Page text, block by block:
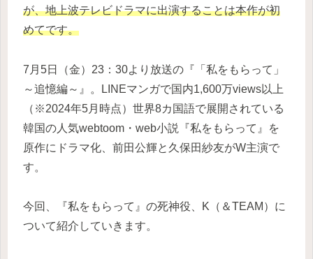
が、地上波テレビドラマに出演することは本作が初
めてです。
7月5日（金）23：30より放送の『「私をもらって」
～追憶編～』。LINEマンガで国内1,600万views以上
（※2024年5月時点）世界8カ国語で展開されている
韓国の人気webtoom・web小説『私をもらって』を
原作にドラマ化、前田公輝と久保田紗友がW主演で
す。
今回、『私をもらって』の死神役、K（＆TEAM）に
ついて紹介していきます。